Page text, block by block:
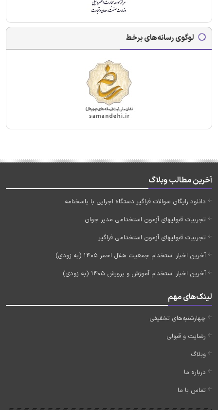
لوگوی رسانه‌های برخط
آخرین مطالب وبلاگ
دانلود رایگان سوالات فراگیر دستگاه اجرایی با پاسخنامه
تجربیات قبولیهای آزمون استخدامی مدیر جوان
تجربیات قبولیهای آزمون استخدامی فراگیر
آخرین اخبار استخدام جمعیت هلال احمر 1405 (به زودی)
آخرین اخبار استخدام آموزش و پرورش 1405 (به زودی)
لینک‌های مهم
چهارشنبه‌های تخفیفی
رضایت و قبولی
وبلاگ
درباره ما
تماس با ما